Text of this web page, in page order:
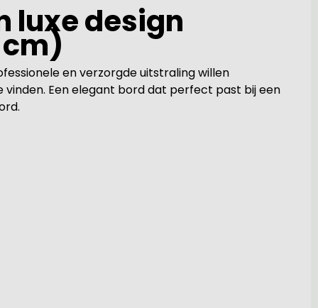
luxe design
en verzorgde uitstraling willen
Een elegant bord dat perfect past bij een